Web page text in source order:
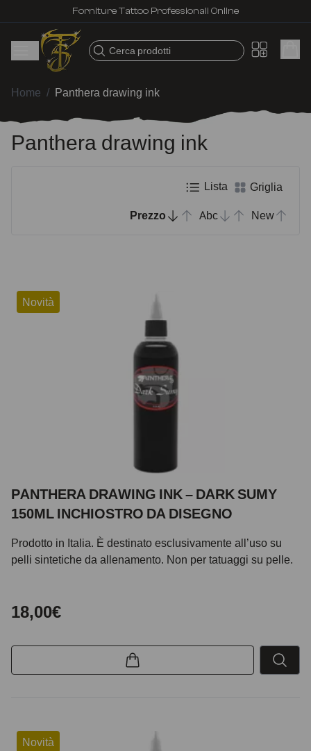
Forniture Tattoo Professionali Online
Cerca prodotti
Home / Panthera drawing ink
Panthera drawing ink
Lista Griglia
Prezzo Abc New
Novità
PANTHERA DRAWING INK – DARK SUMY
150ML INCHIOSTRO DA DISEGNO
Prodotto in Italia. È destinato esclusivamente all’uso su
pelli sintetiche da allenamento. Non per tatuaggi su pelle.
18,00€
Novità